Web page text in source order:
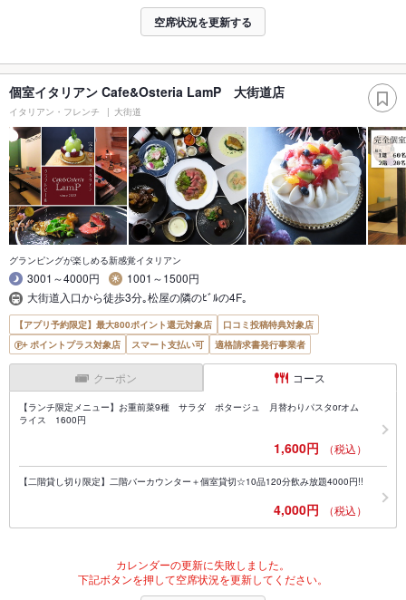
空席状況を更新する
個室イタリアン Cafe&Osteria LamP 大街道店
イタリアン・フレンチ 大街道
グランピングが楽しめる新感覚イタリアン
3001～4000円
1001～1500円
大街道入口から徒歩3分｡松屋の隣のﾋﾞﾙの4F｡
【アプリ予約限定】最大800ポイント還元対象店
口コミ投稿特典対象店
ポイントプラス対象店
スマート支払い可 適格請求書発行事業者
クーポン コース
【ランチ限定メニュー】お重前菜9種 サラダ ポタージュ 月替わりパスタorオム
ライス 1600円
1,600円 （税込）
【二階貸し切り限定】二階バーカウンター＋個室貸切☆10品120分飲み放題4000円!!
4,000円 （税込）
カレンダーの更新に失敗しました。
下記ボタンを押して空席状況を更新してください。